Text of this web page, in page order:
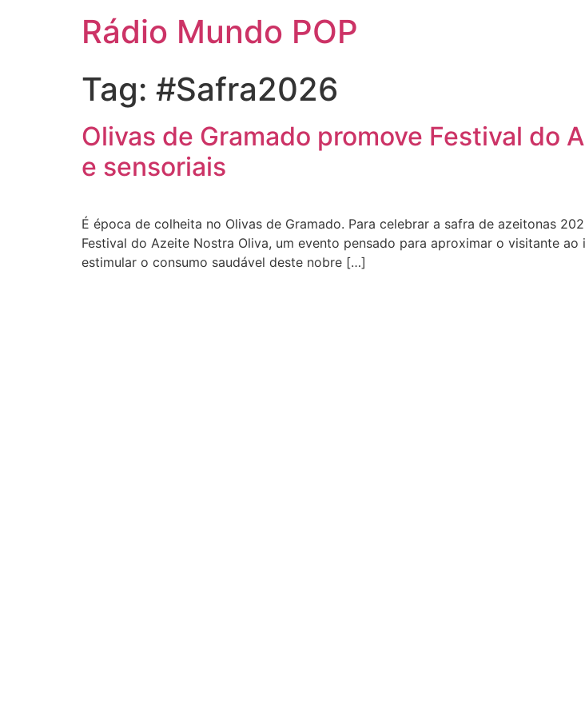
Rádio Mundo POP
Tag: #Safra2026
Olivas de Gramado promove Festival do
e sensoriais
É época de colheita no Olivas de Gramado. Para celebrar a safra de azeitonas
Festival do Azeite Nostra Oliva, um evento pensado para aproximar o visitante
estimular o consumo saudável deste nobre […]